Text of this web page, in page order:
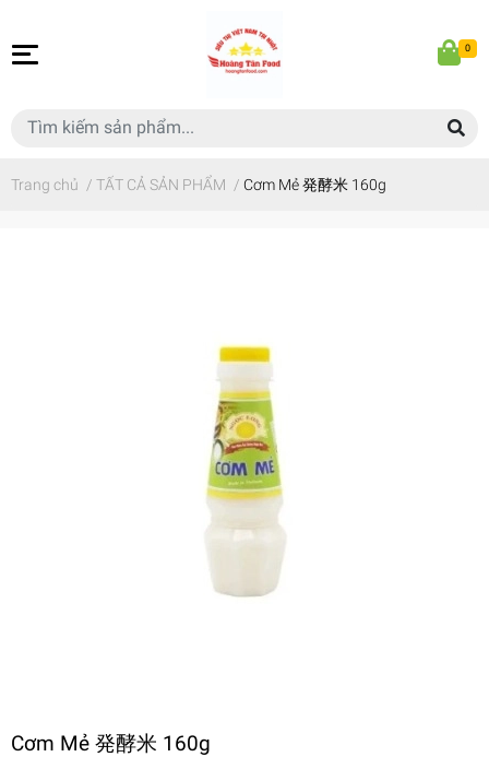
0
Trang chủ / TẤT CẢ SẢN PHẨM / Cơm Mẻ 発酵米 160g
Cơm Mẻ 発酵米 160g